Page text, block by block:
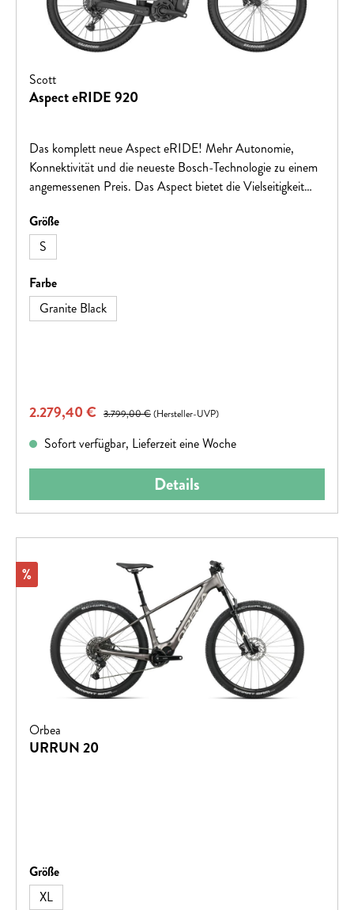
Scott
Aspect eRIDE 920
Das komplett neue Aspect eRIDE! Mehr Autonomie,
Konnektivität und die neueste Bosch-Technologie zu einem
angemessenen Preis. Das Aspect bietet die Vielseitigkeit
Größeauswählen
S
Farbeauswählen
Granite Black
Verkaufspreis:
2.279,40 € Regulärer Preis:
3.799,00 €(Hersteller-UVP)
Sofort verfügbar, Lieferzeit eine Woche
Details
Rabatt
%
Orbea
URRUN 20
Größeauswählen
XL